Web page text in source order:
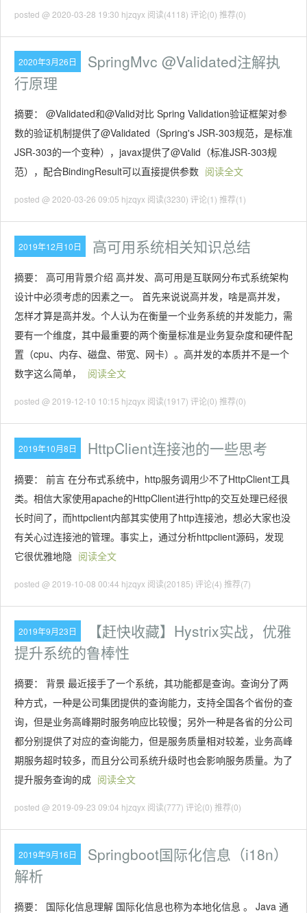
posted @ 2020-03-28 19:30 hjzqyx 阅读(4118) 评论(0) 推荐(0)
2020年3月26日
SpringMvc @Validated注解执
行原理
摘要： @Validated和@Valid对比 Spring Validation验证框架对参
数的验证机制提供了@Validated（Spring's JSR-303规范，是标准
JSR-303的一个变种），javax提供了@Valid（标准JSR-303规
范），配合BindingResult可以直接提供参数 阅读全文
posted @ 2020-03-26 09:05 hjzqyx 阅读(3230) 评论(1) 推荐(1)
2019年12月10日 高可用系统相关知识总结
摘要： 高可用背景介绍 高并发、高可用是互联网分布式系统架构
设计中必须考虑的因素之一。 首先来说说高并发，啥是高并发，
怎样才算是高并发。个人认为在衡量一个业务系统的并发能力，需
要有一个维度，其中最重要的两个衡量标准是业务复杂度和硬件配
置（cpu、内存、磁盘、带宽、网卡）。高并发的本质并不是一个
数字这么简单，
阅读全文
posted @ 2019-12-10 10:15 hjzqyx 阅读(1917) 评论(0) 推荐(0)
2019年10月8日 HttpClient连接池的一些思考
摘要： 前言 在分布式系统中，http服务调用少不了HttpClient工具
类。相信大家使用apache的HttpClient进行http的交互处理已经很
长时间了，而httpclient内部其实使用了http连接池，想必大家也没
有关心过连接池的管理。事实上，通过分析httpclient源码，发现
它很优雅地隐 阅读全文
posted @ 2019-10-08 00:44 hjzqyx 阅读(20185) 评论(4) 推荐(7)
2019年9月23日
【赶快收藏】Hystrix实战，优雅
提升系统的鲁棒性
摘要： 背景 最近接手了一个系统，其功能都是查询。查询分了两
种方式，一种是公司集团提供的查询能力，支持全国各个省份的查
询，但是业务高峰期时服务响应比较慢；另外一种是各省的分公司
都分别提供了对应的查询能力，但是服务质量相对较差，业务高峰
期服务超时较多，而且分公司系统升级时也会影响服务质量。为了
提升服务查询的成 阅读全文
posted @ 2019-09-23 09:04 hjzqyx 阅读(777) 评论(0) 推荐(0)
2019年9月16日
Springboot国际化信息（i18n）
解析
摘要： 国际化信息理解 国际化信息也称为本地化信息 。 Java 通